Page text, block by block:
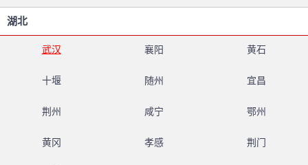
湖北
武汉 襄阳 黄石
十堰 随州 宜昌
荆州 咸宁 鄂州
黄冈 孝感 荆门